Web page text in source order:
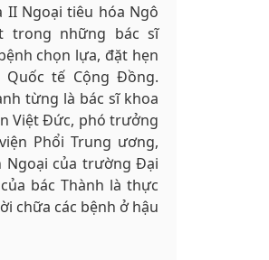
II Ngoại tiêu hóa Ngô
trong những bác sĩ
chọn lựa, đặt hẹn
tế Cộng Đồng.
từng là bác sĩ khoa
Việt Đức, phó trưởng
Phổi Trung ương,
Ngoại của trường Đại
bác Thành là thực
chữa các bệnh ở hậu